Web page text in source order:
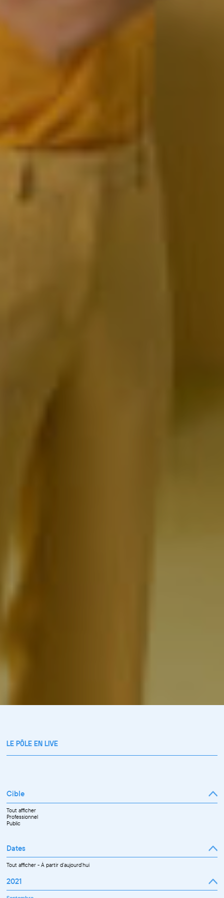
LE PÔLE EN LIVE
Cible
Tout afficher
Professionnel
Public
Dates
Tout afficher-À partir d'aujourd'hui
2021